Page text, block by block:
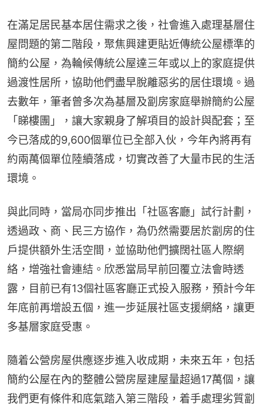
在滿足居民基本居住需求之後，社會進入處理基層住
屋問題的第二階段，聚焦興建更貼近傳統公屋標準的
簡約公屋，為輪候傳統公屋達三年或以上的家庭提供
過渡性居所，協助他們盡早脫離惡劣的居住環境。過
去數年，筆者曾多次為基層及劏房家庭舉辦簡約公屋
「睇樓團」，讓大家親身了解項目的設計與配套；至
今已落成的9,600個單位已全部入伙，今年內將再有
約兩萬個單位陸續落成，切實改善了大量市民的生活
環境。
與此同時，當局亦同步推出「社區客廳」試行計劃，
透過政、商、民三方協作，為仍然需要居於劏房的住
戶提供額外生活空間，並協助他們擴闊社區人際網
絡，增強社會連結。欣悉當局早前回覆立法會時透
露，目前已有13個社區客廳正式投入服務，預計今年
年底前再增設五個，進一步延展社區支援網絡，讓更
多基層家庭受惠。
隨着公營房屋供應逐步進入收成期，未來五年，包括
簡約公屋在內的整體公營房屋建屋量超過17萬個，讓
我們更有條件和底氣踏入第三階段，着手處理劣質劏